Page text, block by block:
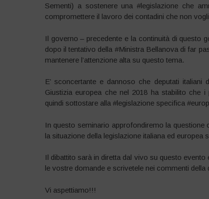
Sementi) a sostenere una #legislazione che
compromettere il lavoro dei contadini che non
Il governo – precedente e la continuità di questo
dopo il tentativo della #Ministra Bellanova di far
mantenere l’attenzione alta su questo tema.
E’ sconcertante e dannoso che deputati
Giustizia europea che nel 2018 ha stabilito che i
quindi sottostare alla #legislazione specifica
In questo seminario approfondiremo la
la situazione della legislazione italiana ed europea
Il dibattito sarà in diretta dal vivo su questo
le vostre domande e scrivetele nei commenti della
Vi aspettiamo!!!